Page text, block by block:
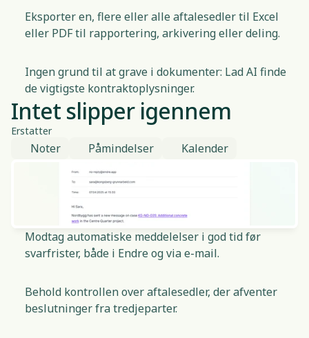
Eksporter en, flere eller alle aftalesedler til Excel
eller PDF til rapportering, arkivering eller deling.
Ingen grund til at grave i dokumenter: Lad AI finde
de vigtigste kontraktoplysninger.
Intet slipper igennem
Erstatter
Noter Påmindelser Kalender
Modtag automatiske meddelelser i god tid før
svarfrister, både i Endre og via e-mail.
Behold kontrollen over aftalesedler, der afventer
beslutninger fra tredjeparter.